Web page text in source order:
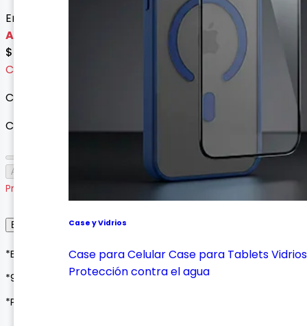
Case y Vidrios
Case para CelularCase para TabletsVidrios
Protección contra el agua
Envío gratis con esta oferta
Agotado
$ 89.900
Cargando variantes...
Cargando variantes disponibles...
Cantidad
Agotado
Producto agotado
Envío, Entrega y Garantía
*Envíos a todo Colombia*
*90 días de garantía*
*Pagos seguros con Wompi o contraentrega*